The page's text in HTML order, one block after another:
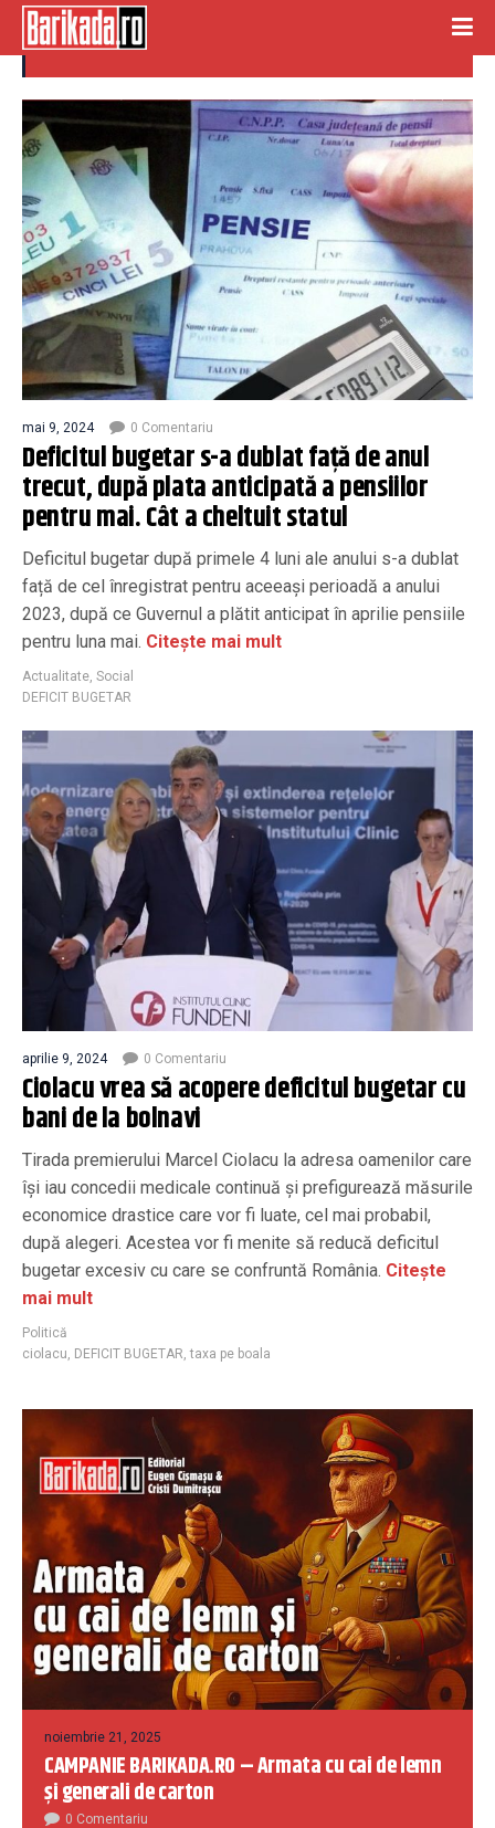
DEFICIT BUGETAR
mai 9, 2024 0 Comentariu
Deficitul bugetar s-a dublat față de anul
trecut, după plata anticipată a pensiilor
pentru mai. Cât a cheltuit statul
Deficitul bugetar după primele 4 luni ale anului s-a dublat
față de cel înregistrat pentru aceeași perioadă a anului
2023, după ce Guvernul a plătit anticipat în aprilie pensiile
pentru luna mai. Citește mai mult
Actualitate, Social
DEFICIT BUGETAR
aprilie 9, 2024 0 Comentariu
Ciolacu vrea să acopere deficitul bugetar cu
bani de la bolnavi
Tirada premierului Marcel Ciolacu la adresa oamenilor care
își iau concedii medicale continuă și prefigurează măsurile
economice drastice care vor fi luate, cel mai probabil,
după alegeri. Acestea vor fi menite să reducă deficitul
bugetar excesiv cu care se confruntă România. Citește
mai mult
Politică
ciolacu, DEFICIT BUGETAR,taxa pe boala
noiembrie 21, 2025
CAMPANIE BARIKADA.RO – Armata cu cai de lemn
și generali de carton
0 Comentariu